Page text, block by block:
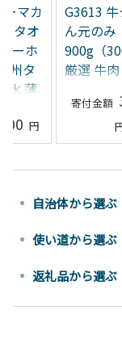
マカ
タオ
ーホ
州タ
水 薄
G3613
ん元のみ
900g（
厳選 牛
ミアム
自治体から選ぶ
使い道から選ぶ
返礼品から選ぶ